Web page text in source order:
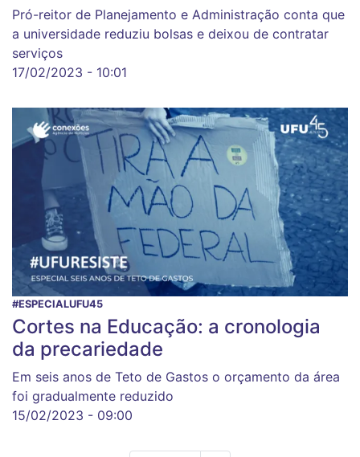
Pró-reitor de Planejamento e Administração conta que
a universidade reduziu bolsas e deixou de contratar
serviços
17/02/2023 - 10:01
#ESPECIALUFU45
Cortes na Educação: a cronologia
da precariedade
Em seis anos de Teto de Gastos o orçamento da área
foi gradualmente reduzido
15/02/2023 - 09:00